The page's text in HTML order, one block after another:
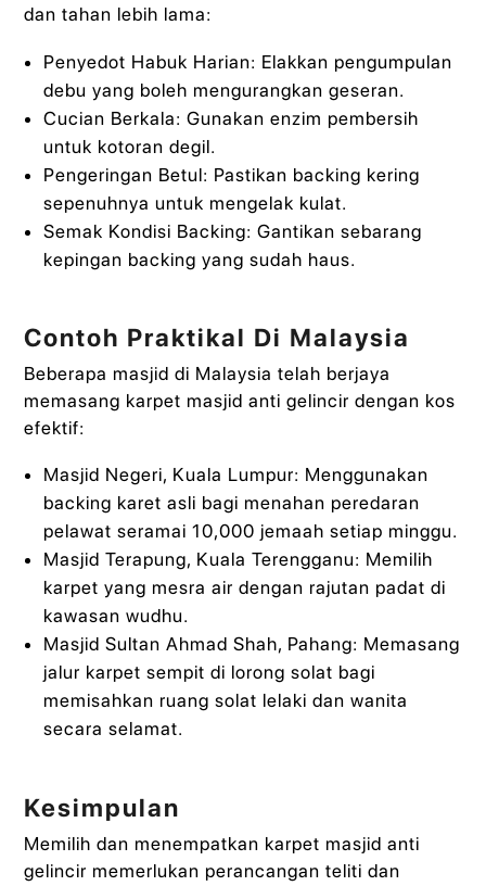
dan tahan lebih lama:
Penyedot Habuk Harian: Elakkan pengumpulan
debu yang boleh mengurangkan geseran.
Cucian Berkala: Gunakan enzim pembersih
untuk kotoran degil.
Pengeringan Betul: Pastikan backing kering
sepenuhnya untuk mengelak kulat.
Semak Kondisi Backing: Gantikan sebarang
kepingan backing yang sudah haus.
Contoh Praktikal Di Malaysia
Beberapa masjid di Malaysia telah berjaya
memasang karpet masjid anti gelincir dengan kos
efektif:
Masjid Negeri, Kuala Lumpur: Menggunakan
backing karet asli bagi menahan peredaran
pelawat seramai 10,000 jemaah setiap minggu.
Masjid Terapung, Kuala Terengganu: Memilih
karpet yang mesra air dengan rajutan padat di
kawasan wudhu.
Masjid Sultan Ahmad Shah, Pahang: Memasang
jalur karpet sempit di lorong solat bagi
memisahkan ruang solat lelaki dan wanita
secara selamat.
Kesimpulan
Memilih dan menempatkan karpet masjid anti
gelincir memerlukan perancangan teliti dan